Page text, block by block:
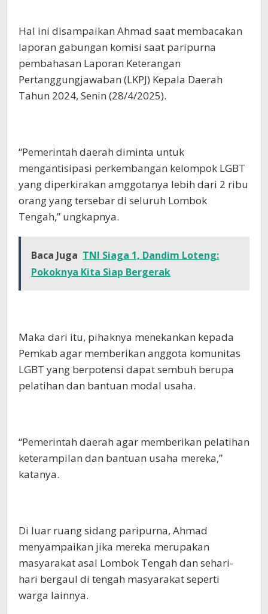
Hal ini disampaikan Ahmad saat membacakan
laporan gabungan komisi saat paripurna
pembahasan Laporan Keterangan
Pertanggungjawaban (LKPJ) Kepala Daerah
Tahun 2024, Senin (28/4/2025).
“Pemerintah daerah diminta untuk
mengantisipasi perkembangan kelompok LGBT
yang diperkirakan amggotanya lebih dari 2 ribu
orang yang tersebar di seluruh Lombok
Tengah,” ungkapnya.
Baca Juga TNI Siaga 1, Dandim Loteng:
Pokoknya Kita Siap Bergerak
Maka dari itu, pihaknya menekankan kepada
Pemkab agar memberikan anggota komunitas
LGBT yang berpotensi dapat sembuh berupa
pelatihan dan bantuan modal usaha.
“Pemerintah daerah agar memberikan pelatihan
keterampilan dan bantuan usaha mereka,”
katanya.
Di luar ruang sidang paripurna, Ahmad
menyampaikan jika mereka merupakan
masyarakat asal Lombok Tengah dan sehari-
hari bergaul di tengah masyarakat seperti
warga lainnya.